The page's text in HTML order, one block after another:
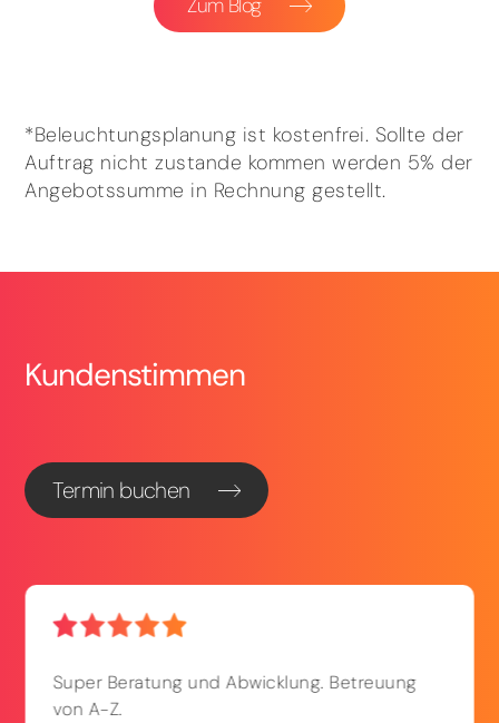
*Beleuchtungsplanung ist kostenfrei. Sollte der
Auftrag nicht zustande kommen werden 5% der
Angebotssumme in Rechnung gestellt.
Kundenstimmen
Termin buchen
Super Beratung und Abwicklung. Betreuung
von A-Z.